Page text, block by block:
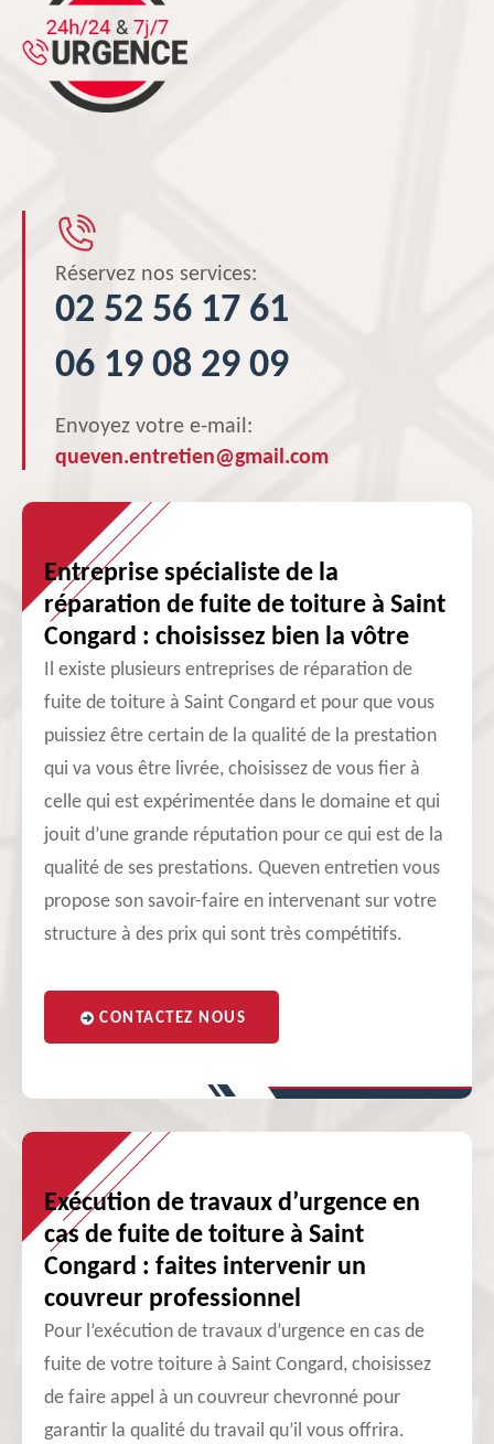
Réservez nos services:
02 52 56 17 61
06 19 08 29 09
Envoyez votre e-mail:
queven.entretien@gmail.com
Entreprise spécialiste de la
réparation de fuite de toiture à Saint
Congard : choisissez bien la vôtre
Il existe plusieurs entreprises de réparation de
fuite de toiture à Saint Congard et pour que vous
puissiez être certain de la qualité de la prestation
qui va vous être livrée, choisissez de vous fier à
celle qui est expérimentée dans le domaine et qui
jouit d’une grande réputation pour ce qui est de la
qualité de ses prestations. Queven entretien vous
propose son savoir-faire en intervenant sur votre
structure à des prix qui sont très compétitifs.
CONTACTEZ NOUS
Exécution de travaux d’urgence en
cas de fuite de toiture à Saint
Congard : faites intervenir un
couvreur professionnel
Pour l’exécution de travaux d’urgence en cas de
fuite de votre toiture à Saint Congard, choisissez
de faire appel à un couvreur chevronné pour
garantir la qualité du travail qu’il vous offrira.